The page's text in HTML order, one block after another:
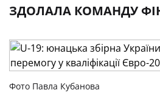
ЗДОЛАЛА КОМАНДУ
Фото Павла Кубанова